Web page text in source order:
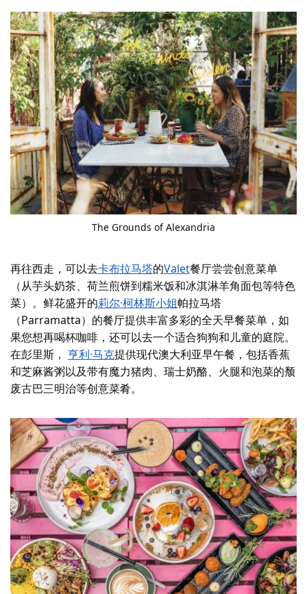
The Grounds of Alexandria
再往西走，可以去卡布拉马塔的Valet餐厅尝尝创意菜单
（从芋头奶茶、荷兰煎饼到糯米饭和冰淇淋羊角面包等特色
菜）。鲜花盛开的莉尔·柯林斯小姐帕拉马塔
（Parramatta）的餐厅提供丰富多彩的全天早餐菜单，如
果您想再喝杯咖啡，还可以去一个适合狗狗和儿童的庭院。
在彭里斯， 亨利·马克提供现代澳大利亚早午餐，包括香蕉
和芝麻酱粥以及带有魔力猪肉、瑞士奶酪、火腿和泡菜的颓
废古巴三明治等创意菜肴。